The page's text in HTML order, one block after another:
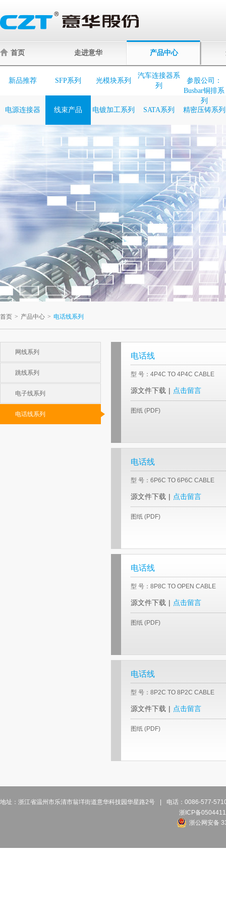
首页 走进意华 产品中心
新品推荐 SFP系列 光模块系列
汽车连接器系
列
参股公司：
Busbar铜排系
列
电源连接器
线束产品 电镀加工系列 SATA系列 精密压铸系列
首页 > 产品中心 > 电话线系列
网线系列
跳线系列
电子线系列
电话线系列
电话线
型 号：4P4C TO 4P4C CABLE
源文件下载 | 点击留言
图纸 (PDF)
电话线
型 号：6P6C TO 6P6C CABLE
源文件下载 | 点击留言
图纸 (PDF)
电话线
型 号：8P8C TO OPEN CABLE
源文件下载 | 点击留言
图纸 (PDF)
电话线
型 号：8P2C TO 8P2C CABLE
源文件下载 | 点击留言
图纸 (PDF)
地址：浙江省温州市乐清市翁垟街道意华科技园华星路2号
电话：0086-577-
浙ICP备
浙公网安备